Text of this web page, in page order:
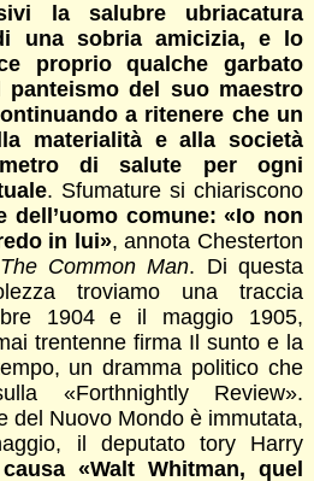
la salubre ubriacatura
una sobria amicizia, e lo
proprio qualche garbato
del suo maestro
a ritenere che un
materialità e alla società
di salute per ogni
. Sfumature si chiariscono
dell’uomo comune: «Io non
in lui», annota Chesterton
The Common Man. Di questa
troviamo una traccia
1904 e il maggio 1905,
trentenne firma Il sunto e la
un dramma politico che
«Forthnightly Review».
del Nuovo Mondo è immutata,
il deputato tory Harry
«Walt Whitman, quel